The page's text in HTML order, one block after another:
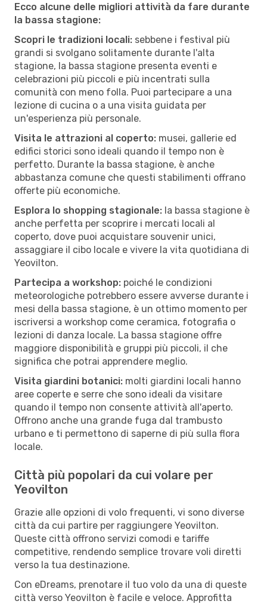
Ecco alcune delle migliori attività da fare durante
la bassa stagione:
Scopri le tradizioni locali: sebbene i festival più
grandi si svolgano solitamente durante l'alta
stagione, la bassa stagione presenta eventi e
celebrazioni più piccoli e più incentrati sulla
comunità con meno folla. Puoi partecipare a una
lezione di cucina o a una visita guidata per
un'esperienza più personale.
Visita le attrazioni al coperto: musei, gallerie ed
edifici storici sono ideali quando il tempo non è
perfetto. Durante la bassa stagione, è anche
abbastanza comune che questi stabilimenti offrano
offerte più economiche.
Esplora lo shopping stagionale: la bassa stagione è
anche perfetta per scoprire i mercati locali al
coperto, dove puoi acquistare souvenir unici,
assaggiare il cibo locale e vivere la vita quotidiana di
Yeovilton.
Partecipa a workshop: poiché le condizioni
meteorologiche potrebbero essere avverse durante i
mesi della bassa stagione, è un ottimo momento per
iscriversi a workshop come ceramica, fotografia o
lezioni di danza locale. La bassa stagione offre
maggiore disponibilità e gruppi più piccoli, il che
significa che potrai apprendere meglio.
Visita giardini botanici: molti giardini locali hanno
aree coperte e serre che sono ideali da visitare
quando il tempo non consente attività all'aperto.
Offrono anche una grande fuga dal trambusto
urbano e ti permettono di saperne di più sulla flora
locale.
Città più popolari da cui volare per
Yeovilton
Grazie alle opzioni di volo frequenti, vi sono diverse
città da cui partire per raggiungere Yeovilton.
Queste città offrono servizi comodi e tariffe
competitive, rendendo semplice trovare voli diretti
verso la tua destinazione.
Con eDreams, prenotare il tuo volo da una di queste
città verso Yeovilton è facile e veloce. Approfitta